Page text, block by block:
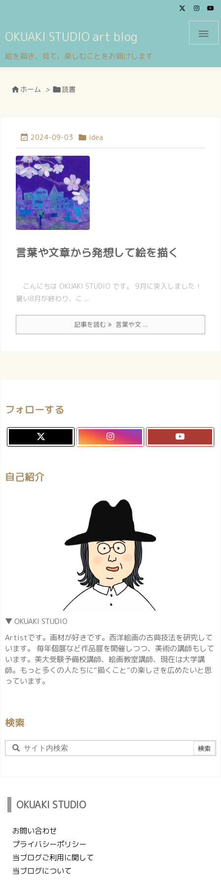
OKUAKI STUDIO art blog
絵を描き、見て、楽しむことをお届けします

ホーム > 読書
 2024-09-03  idea
言葉や文章から発想して絵を描く
こんにちは OKUAKI STUDIO です。 9月に突入しました！
暑い8月が終わり、こ ...
記事を読む 言葉や文 ...
フォローする
自己紹介
▼ OKUAKI STUDIO
Artistです。画材が好きです。西洋絵画の古典技法を研究して
います。 毎年個展など作品展を開催しつつ、美術の講師もして
います。美大受験予備校講師、絵画教室講師、現在は大学講
師。もっと多くの人たちに“描くこと”の楽しさを広めたいと思
っています。
検索
OKUAKI STUDIO
お問い合わせ
プライバシーポリシー
当ブログご利用に関して
当ブログについて